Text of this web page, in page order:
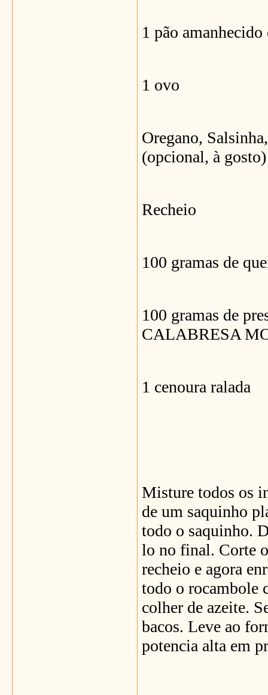
1 pão
1 ovo
Oregano,
(opcional, à gosto)
Recheio
100 gramas de
100 gramas de
CALABRESA
1 cenoura ralada
Misture todos os
de um saquinho
todo o saquinho.
lo no final. Corte
recheio e agora
todo o rocambole
colher de azeite.
bacos. Leve ao
potencia alta em